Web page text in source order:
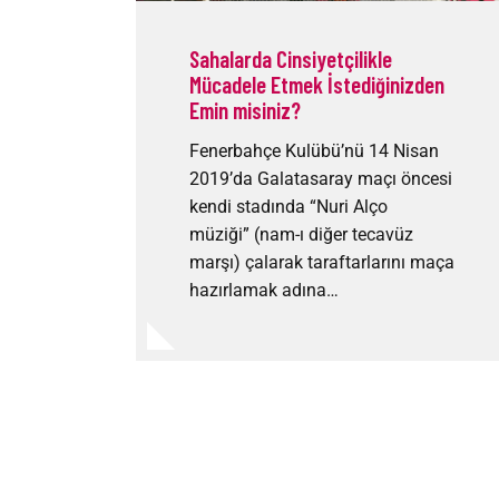
Sahalarda Cinsiyetçilikle
Mücadele Etmek İstediğinizden
Emin misiniz?
Fenerbahçe Kulübü’nü 14 Nisan
2019’da Galatasaray maçı öncesi
kendi stadında “Nuri Alço
müziği” (nam-ı diğer tecavüz
marşı) çalarak taraftarlarını maça
hazırlamak adına…